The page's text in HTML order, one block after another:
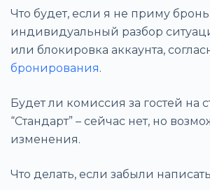
Что будет, если я не приму бронь
индивидуальный разбор
или блокировка аккаунта,
бронирования.
Будет ли комиссия за гостей на
“Стандарт” – сейчас нет, но
изменения.
Что делать, если забыли